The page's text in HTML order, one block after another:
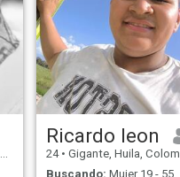
Ricardo leon
24 • Gigante, Huila, Colombia
Buscando: Mujer 19 - 55